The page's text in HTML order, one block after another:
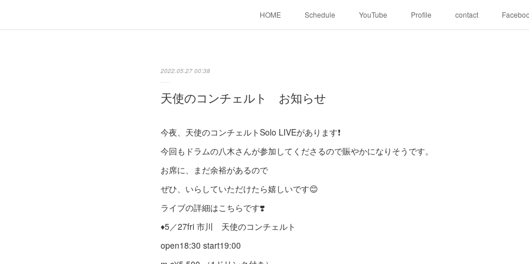
HOME Schedule YouTube Profile contact
2022.05.27 00:38
天使のコンチェルト お知らせ
今夜、天使のコンチェルトSolo LIVEがあります❗️
今回もドラムの八木さんが参加してくださるので賑やかになりそうです。
お席に、まだ余裕があるので
ぜひ、いらしていただけたら嬉しいです😊
ライブの詳細はこちらです❣️
♦︎5／27fri 市川 天使のコンチェルト
open18:30 start19:00